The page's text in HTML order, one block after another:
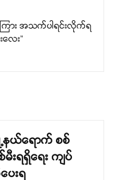
ကြား အသက်ပါရင်းလိုက်ရ
ေး”
နယ်ရောက် စစ်
မီးရရှိရေး ကျပ်
ေးရ